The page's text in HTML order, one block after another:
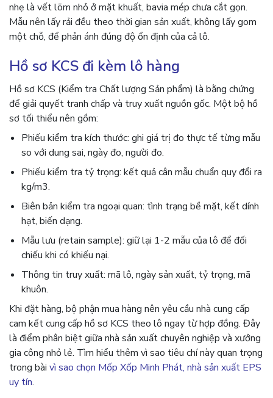
nhẹ là vết lõm nhỏ ở mặt khuất, bavia mép chưa cắt gọn.
Mẫu nên lấy rải đều theo thời gian sản xuất, không lấy gom
một chỗ, để phản ánh đúng độ ổn định của cả lô.
Hồ sơ KCS đi kèm lô hàng
Hồ sơ KCS (Kiểm tra Chất lượng Sản phẩm) là bằng chứng
để giải quyết tranh chấp và truy xuất nguồn gốc. Một bộ hồ
sơ tối thiểu nên gồm:
Phiếu kiểm tra kích thước: ghi giá trị đo thực tế từng mẫu
so với dung sai, ngày đo, người đo.
Phiếu kiểm tra tỷ trọng: kết quả cân mẫu chuẩn quy đổi ra
kg/m3.
Biên bản kiểm tra ngoại quan: tình trạng bề mặt, kết dính
hạt, biến dạng.
Mẫu lưu (retain sample): giữ lại 1-2 mẫu của lô để đối
chiếu khi có khiếu nại.
Thông tin truy xuất: mã lô, ngày sản xuất, tỷ trọng, mã
khuôn.
Khi đặt hàng, bộ phận mua hàng nên yêu cầu nhà cung cấp
cam kết cung cấp hồ sơ KCS theo lô ngay từ hợp đồng. Đây
là điểm phân biệt giữa nhà sản xuất chuyên nghiệp và xưởng
gia công nhỏ lẻ. Tìm hiểu thêm vì sao tiêu chí này quan trọng
trong bài vì sao chọn Mốp Xốp Minh Phát, nhà sản xuất EPS
uy tín.